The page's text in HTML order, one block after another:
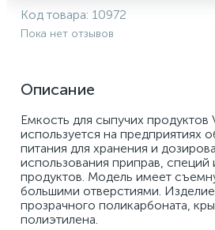
Код товара: 10972
Пока нет отзывов
Описание
Емкость для сыпучих продуктов
используется на предприятиях
питания для хранения и
использования приправ, специй
продуктов. Модель имеет
большими отверстиями.
прозрачного поликарбоната,
полиэтилена.